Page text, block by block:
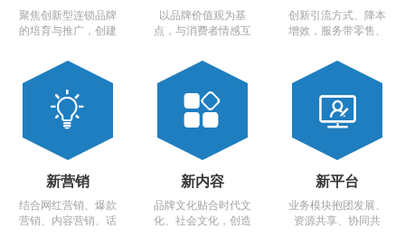
聚焦创新型连锁品牌
的培育与推广，创建
的连锁经营体系。
以品牌价值观为基
点，与消费者情感互
化、娱乐化、IP化、创
造高溢价。
创新引流方式、降本
增效，服务带零售、
全新的扁平化全渠道
营销体系。

新营销
结合网红营销、爆款
营销、内容营销、话

新内容
品牌文化贴合时代文
化、社会文化，创造

新平台
业务模块抱团发展、
资源共享、协同共